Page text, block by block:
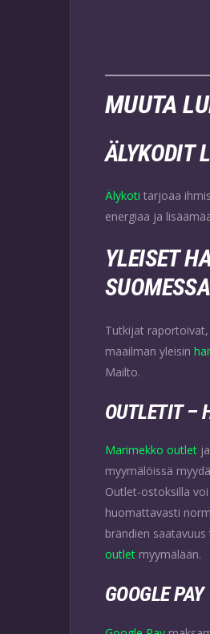
MUUTA
ÄLYKODIT
Älykoti tarjoaa
energiaa ja
YLEISET
Tutkijat
maailman yleisin
Mailto.
OUTLETIT –
Marimekko outlet ja
myymälöissä
Outlet-ostoksilla
huomattavasti
brändien
outlet myymälään.
GOOGLE